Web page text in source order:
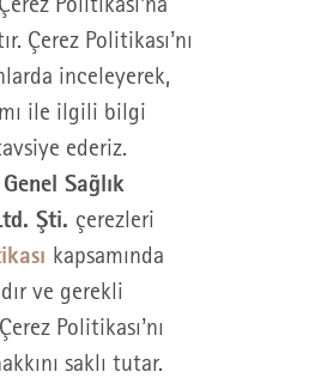
Çerez Politikası’nı
inceleyerek,
ile ilgili bilgi
ederiz.
Sağlık
Şti. çerezleri
kapsamında
ve gerekli
Politikası’nı
saklı tutar.